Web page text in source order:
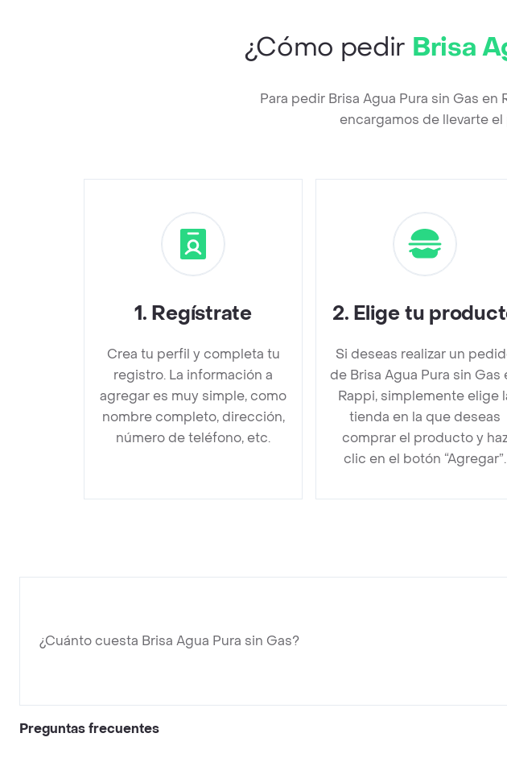
¿Cómo pedir Brisa
Para pedir Brisa Agua Pura sin Gas
encargamos de llevarte
1. Regístrate
Crea tu perfil y completa tu
registro. La información a
agregar es muy simple, como
nombre completo, dirección,
número de teléfono, etc.
2. Elige tu
Si deseas realizar un
de Brisa Agua Pura sin Gas
Rappi, simplemente elige
tienda en la que deseas
comprar el producto y
clic en el botón “Agregar”.
¿Cuánto cuesta Brisa Agua Pura sin Gas?
Preguntas frecuentes